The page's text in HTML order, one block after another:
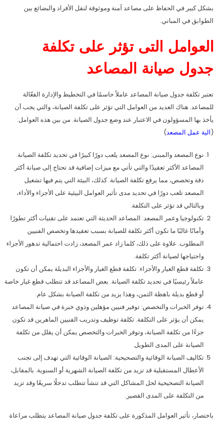
بشكل كبير في الحفاظ على مصاعد آمنة وموثوقة لنقل الأفراد والبضائع بين
الطوابق في المباني.
العوامل التى تؤثر على تكلفة
جدول صيانة المصاعد
تعتبر تكلفة جدول صيانة المصاعد عاملاً حاسمًا في التخطيط والإدارة الفعّالة
للمصاعد. هناك العديد من العوامل التي تؤثر على تكلفة الصيانة، والتي يجب أن
يأخذ بها المسؤولون في الاعتبار عند وضع جدول الصيانة. من بين هذه العوامل:
(الية عمل المصعد)
نوع المصعد والمبنى: نوع المصعد يلعب دورًا كبيرًا في تحديد تكلفة الصيانة.
المصاعد الأكثر تعقيدًا والتي تأتي مع ميزات إضافية قد تحتاج إلى صيانة أكثر
دقة وتخصص، مما يرفع تكلفة الصيانة. كذلك، البيئة التي يتم فيها تشغيل
المصعد تلعب دورًا في تحديد مدى تأثير العوامل البيئية على الأجزاء والأداء،
وبالتالي قد تؤثر على التكلفة.
تكنولوجيا وعمر المصعد: المصاعد الحديثة التي تعتمد على تقنيات أكثر تطورًا
وأمانًا غالبًا ما تكون أكثر تكلفة للصيانة بسبب تعقيدها وتخصص الفنيين
المطلوب. علاوة على ذلك، كلما زاد عمر المصعد، زادت احتمالية تدهور الأجزاء
واحتياجها لصيانة أكثر تكلفة.
تكلفة قطع الغيار والأجزاء: تكلفة قطع الغيار والأجزاء البديلة يمكن أن تكون
عاملاً رئيسيًا في تحديد تكلفة الصيانة. بعض المصاعد قد تتطلب قطع غيار خاصة
أو قطع بديلة باهظة الثمن، وهذا يزيد من تكلفة الصيانة بشكل عام.
توفر الخبرات والتخصص: توفير فنيين مؤهلين وذوي خبرة في صيانة المصاعد
يمكن أن يؤثر على التكلفة. تكلفة توظيف وتدريب الفنيين الماهرين قد تكون
جزءًا من تكلفة الصيانة، وتوفر الخبرات والتخصص يمكن أن يقلل من تكلفة
الصيانة على المدى الطويل.
تكاليف الصيانة الوقائية والتصحيحية: الصيانة الوقائية التي تهدف إلى تجنب
الأعطال المستقبلية قد تزيد من تكلفة الصيانة الشهرية أو السنوية. بالمقابل،
الصيانة التصحيحية لحل المشاكل التي قد تنشأ تتطلب تدخلًا سريعًا وقد تزيد
من التكلفة على المدى القصير.
باختصار، تأثير العوامل المذكورة على تكلفة جدول صيانة المصاعد يتطلب مراعاة